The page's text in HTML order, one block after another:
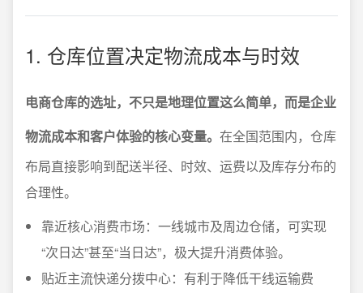
1. 仓库位置决定物流成本与时效
电商仓库的选址，不只是地理位置这么简单，而是企业
物流成本和客户体验的核心变量。 在全国范围内，仓库
布局直接影响到配送半径、时效、运费以及库存分布的
合理性。
靠近核心消费市场：一线城市及周边仓储，可实现
“次日达”甚至“当日达”，极大提升消费体验。
贴近主流快递分拨中心：有利于降低干线运输费